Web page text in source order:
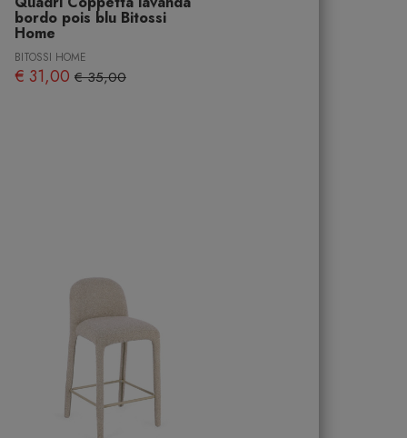
bordo pois blu Bitossi
Home
BITOSSI HOME
€ 31,00 € 35,00